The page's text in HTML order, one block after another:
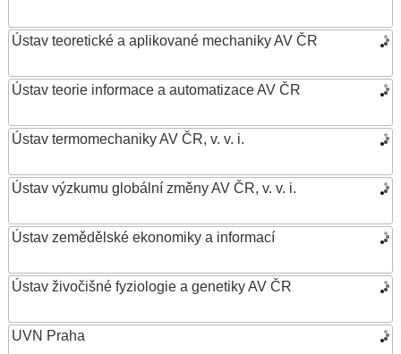
Ústav teoretické a aplikované mechaniky AV ČR
Ústav teorie informace a automatizace AV ČR
Ústav termomechaniky AV ČR, v. v. i.
Ústav výzkumu globální změny AV ČR, v. v. i.
Ústav zemědělské ekonomiky a informací
Ústav živočišné fyziologie a genetiky AV ČR
UVN Praha